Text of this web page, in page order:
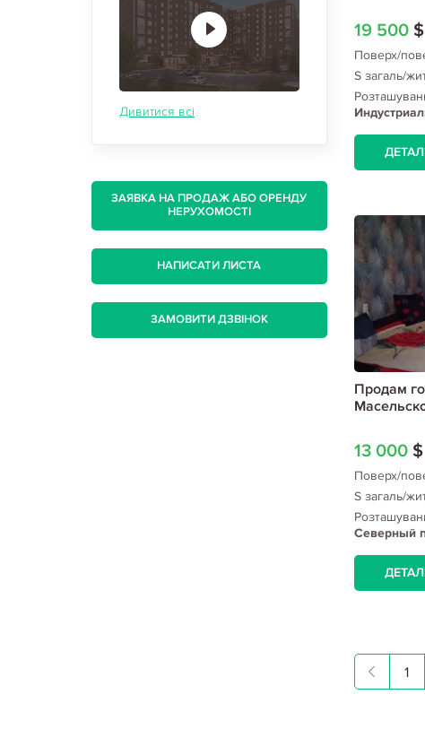
Дивитися всі
ЗАЯВКА НА ПРОДАЖ АБО ОРЕНДУ
НЕРУХОМОСТІ
НАПИСАТИ ЛИСТА
ЗАМОВИТИ ДЗВІНОК
19 500 $
Поверх/
S загаль/
Продам
13 000 $
Поверх/
S загаль/
Северный
1